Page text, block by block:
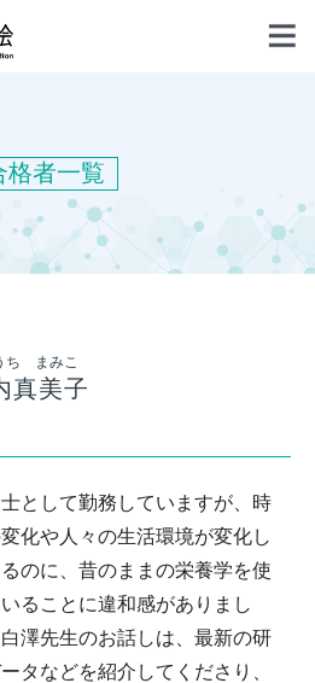
格者一覧
ち まみこ
真美子
として勤務していますが、時
化や人々の生活環境が変化し
のに、昔のままの栄養学を使
ることに違和感がありまし
澤先生のお話しは、最新の研
タなどを紹介してくださり、